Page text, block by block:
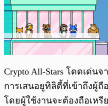
Crypto All-Stars โดดเด่น
การเสนอยูทิลิตี้ที่เข้าถึงผู้
โดยผู้ใช้งานจะต้องถือเหรี